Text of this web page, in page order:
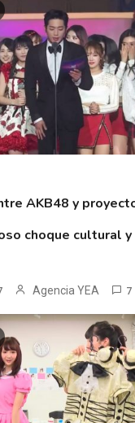
AKB48 y
choque cultural y
Agencia YEA 7